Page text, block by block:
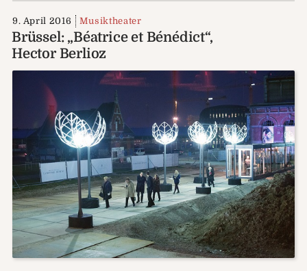
9. April 2016 Musiktheater
Brüssel: „Béatrice et Bénédict“,
Hector Berlioz